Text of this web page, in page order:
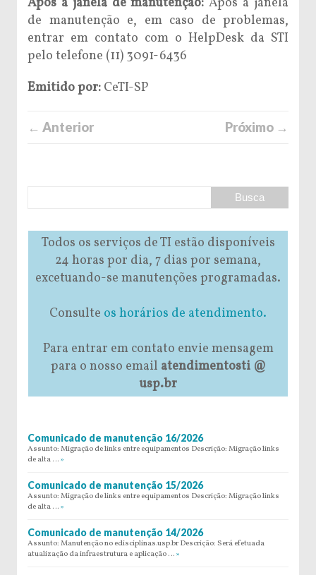
de manutenção e, em caso de problemas,
entrar em contato com o HelpDesk da STI
pelo telefone (11) 3091-6436
Emitido por: CeTI-SP
← Anterior Próximo →
Todos os serviços de TI estão disponíveis
24 horas por dia, 7 dias por semana,
excetuando-se manutenções programadas.
Consulte os horários de atendimento.
Para entrar em contato envie mensagem
para o nosso email atendimentosti @
usp.br
Comunicado de manutenção 16/2026
Assunto: Migração de links entre equipamentos Descrição: Migração links
de alta … »
Comunicado de manutenção 15/2026
Assunto: Migração de links entre equipamentos Descrição: Migração links
de alta … »
Comunicado de manutenção 14/2026
Assunto: Manutenção no edisciplinas.usp.br Descrição: Será efetuada
atualização da infraestrutura e aplicação … »